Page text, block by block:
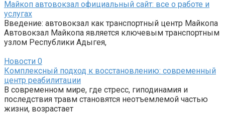
Майкоп автовокзал официальный сайт: все о работе и
услугах
Введение: автовокзал как транспортный центр Майкопа
Автовокзал Майкопа является ключевым транспортным
узлом Республики Адыгея,
Новости 0
Комплексный подход к восстановлению: современный
центр реабилитации
В современном мире, где стресс, гиподинамия и
последствия травм становятся неотъемлемой частью
жизни, возрастает